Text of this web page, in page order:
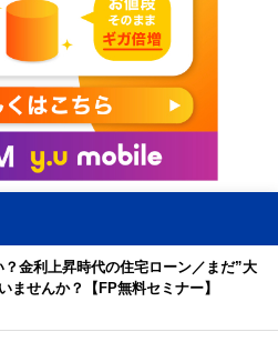
？金利上昇時代の住宅ローン／まだ”大
ませんか？【FP無料セミナー】